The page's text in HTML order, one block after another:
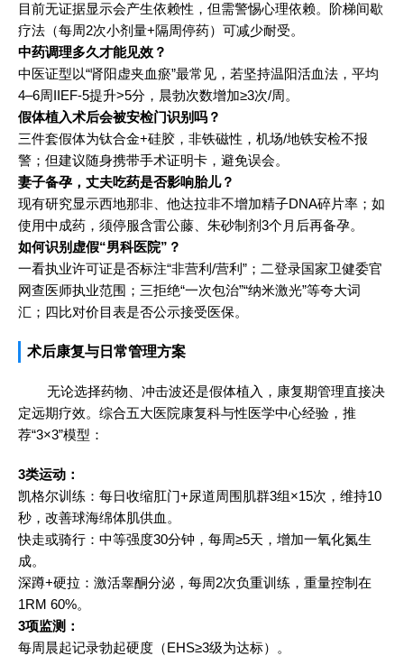
目前无证据显示会产生依赖性，但需警惕心理依赖。阶梯间歇
疗法（每周2次小剂量+隔周停药）可减少耐受。
中药调理多久才能见效？
中医证型以“肾阳虚夹血瘀”最常见，若坚持温阳活血法，平均
4–6周IIEF-5提升>5分，晨勃次数增加≥3次/周。
假体植入术后会被安检门识别吗？
三件套假体为钛合金+硅胶，非铁磁性，机场/地铁安检不报
警；但建议随身携带手术证明卡，避免误会。
妻子备孕，丈夫吃药是否影响胎儿？
现有研究显示西地那非、他达拉非不增加精子DNA碎片率；如
使用中成药，须停服含雷公藤、朱砂制剂3个月后再备孕。
如何识别虚假“男科医院”？
一看执业许可证是否标注“非营利/营利”；二登录国家卫健委官
网查医师执业范围；三拒绝“一次包治”“纳米激光”等夸大词
汇；四比对价目表是否公示接受医保。
术后康复与日常管理方案
无论选择药物、冲击波还是假体植入，康复期管理直接决
定远期疗效。综合五大医院康复科与性医学中心经验，推
荐“3×3”模型：
3类运动：
凯格尔训练：每日收缩肛门+尿道周围肌群3组×15次，维持10
秒，改善球海绵体肌供血。
快走或骑行：中等强度30分钟，每周≥5天，增加一氧化氮生
成。
深蹲+硬拉：激活睾酮分泌，每周2次负重训练，重量控制在
1RM 60%。
3项监测：
每周晨起记录勃起硬度（EHS≥3级为达标）。